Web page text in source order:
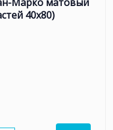
40х80)